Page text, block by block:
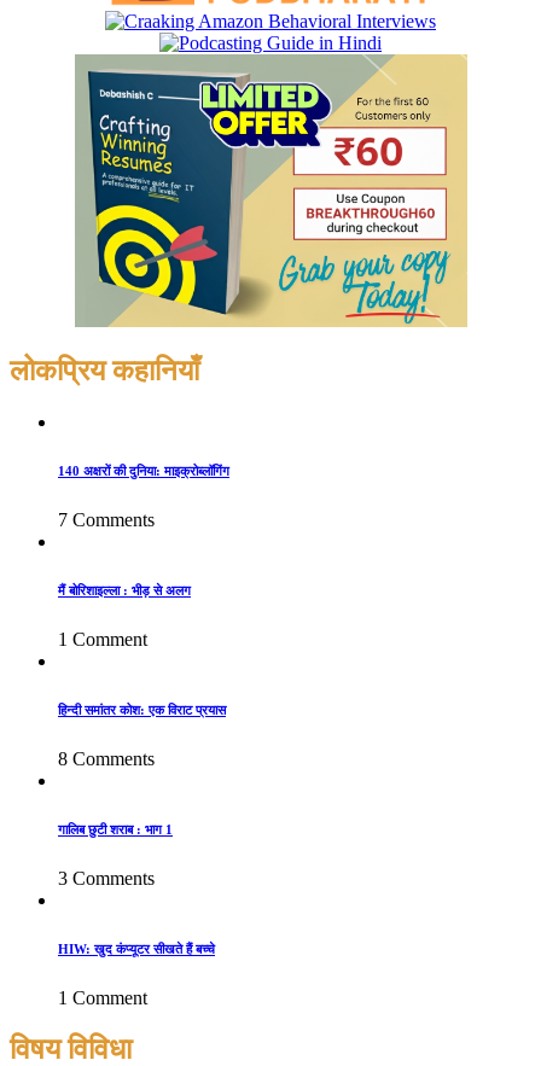
लोकप्रिय कहानियाँ
140 अक्षरों की दुनिया: माइक्रोब्लॉगिंग
7 Comments
मैं बोरिशाइल्ला : भीड़ से अलग
1 Comment
हिन्दी समांतर कोश: एक विराट प्रयास
8 Comments
गालिब छुटी शराब : भाग 1
3 Comments
HIW: खुद कंप्यूटर सीखते हैं बच्चे
1 Comment
विषय विविधा